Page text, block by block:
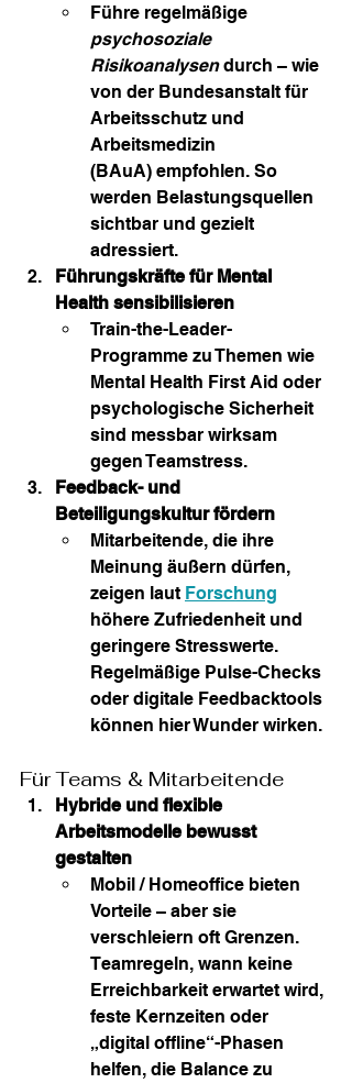
Führe regelmäßige
psychosoziale
Risikoanalysen durch – wie
von der Bundesanstalt für
Arbeitsschutz und
Arbeitsmedizin
(BAuA) empfohlen. So
werden Belastungsquellen
sichtbar und gezielt
adressiert.
Führungskräfte für Mental
Health sensibilisieren
Train-the-Leader-
Programme zu Themen wie
Mental Health First Aid oder
psychologische Sicherheit
sind messbar wirksam
gegen Teamstress.
Feedback- und
Beteiligungskultur fördern
Mitarbeitende, die ihre
Meinung äußern dürfen,
zeigen laut Forschung
höhere Zufriedenheit und
geringere Stresswerte.
Regelmäßige Pulse-Checks
oder digitale Feedbacktools
können hier Wunder wirken.
Für Teams & Mitarbeitende
Hybride und flexible
Arbeitsmodelle bewusst
gestalten
Mobil / Homeoffice bieten
Vorteile – aber sie
verschleiern oft Grenzen.
Teamregeln, wann keine
Erreichbarkeit erwartet wird,
feste Kernzeiten oder
„digital offline“-Phasen
helfen, die Balance zu